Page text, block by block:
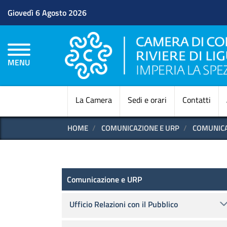
Giovedì 6 Agosto 2026
MENU
La Camera Sedi e orari Contatti
HOME COMUNICAZIONE E URP
Comunicazione e URP
Comunicazione e URP
Ufficio Relazioni con il Pubblico